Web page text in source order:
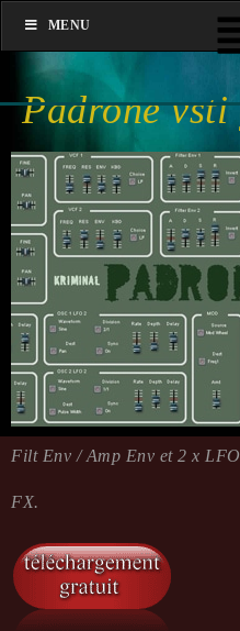
Padrone
Filt Env / Amp Env et 2 x
FX.
MENU